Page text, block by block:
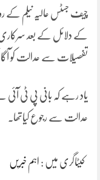
چیف جسٹس عالیہ نیلم کے
تفصیلات سے عدالت کو آگاہ
یاد رہے کہ بانی پی ٹی آئی
عدالت سے رجوع کیاتھا۔
کیٹاگری میں : اہم خبریں